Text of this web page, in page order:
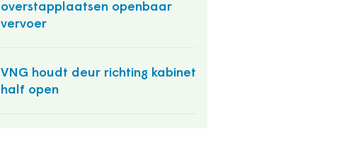
overstapplaatsen openbaar
vervoer
VNG houdt deur richting kabinet
half open